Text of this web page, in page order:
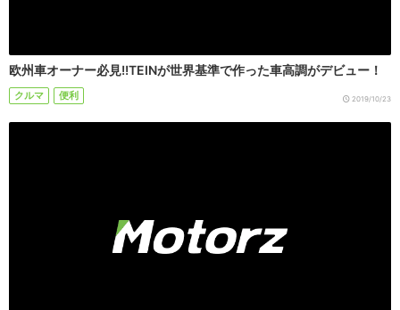
欧州車オーナー必見!!TEINが世界基準で作った車高調がデビュー！
クルマ 便利 2019/10/23